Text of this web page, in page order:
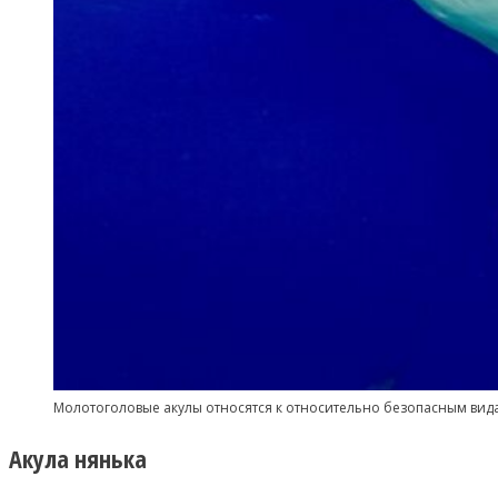
Молотоголовые акулы относятся к относительно безопасным
Акула нянька